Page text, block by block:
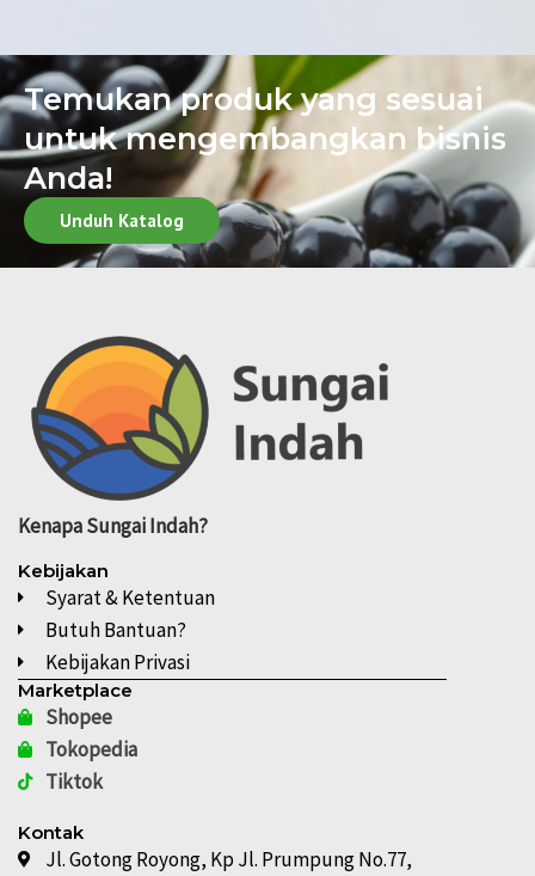
Temukan produk yang sesuai
untuk mengembangkan bisnis
Anda!
Unduh Katalog
KenapaSungai Indah?
Kebijakan
Syarat & Ketentuan
Butuh Bantuan?
Kebijakan Privasi
Marketplace
Shopee
Tokopedia
Tiktok
Kontak
Jl. Gotong Royong, Kp Jl. Prumpung No.77,